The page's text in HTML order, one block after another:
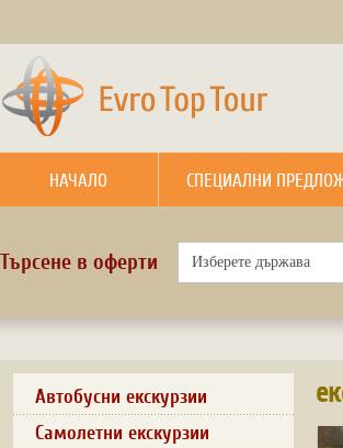
НАЧАЛО СПЕЦИАЛНИ
Търсене в оферти
Автобусни екскурзии
Самолетни екскурзии